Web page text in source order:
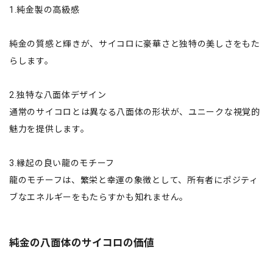
1.純金製の高級感
純金の質感と輝きが、サイコロに豪華さと独特の美しさをもた
らします。
2.独特な八面体デザイン
通常のサイコロとは異なる八面体の形状が、ユニークな視覚的
魅力を提供します。
3.縁起の良い龍のモチーフ
龍のモチーフは、繁栄と幸運の象徴として、所有者にポジティ
ブなエネルギーをもたらすかも知れません。
純金の八面体のサイコロの価値